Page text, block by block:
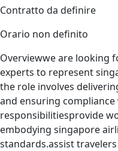
Contratto da definire
Orario non definito
Overviewwe are looking
experts to represent
the role involves
and ensuring
responsibilitiesprovide
embodying singapore
standards.assist travelers